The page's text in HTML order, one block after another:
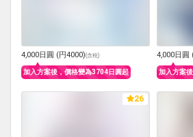
4,000日圓 (円4000)(含稅)
加入方案後，價格變為3704日圓起
4,000日圓
加入方案
26